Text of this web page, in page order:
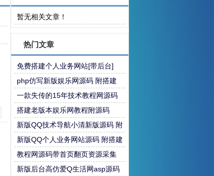
暂无相关文章！
热门文章
免费搭建个人业务网站[带后台]
php仿写新版娱乐网源码 附搭建
教程
一款失传的15年技术教程网源码
需要的上
搭建老版本娱乐网教程附源码
新版QQ技术导航小清新版源码 附
搭建教程
新版QQ个人业务网站源码 附搭建
教程
教程网源码带首页翻页资源采集
新版后台高仿爱Q生活网asp源码